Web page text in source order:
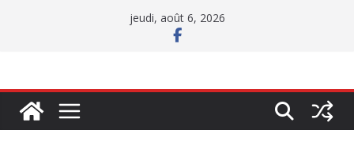
jeudi, août 6, 2026